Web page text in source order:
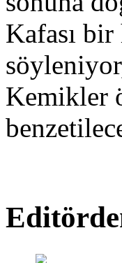
Kafası
Kemikler